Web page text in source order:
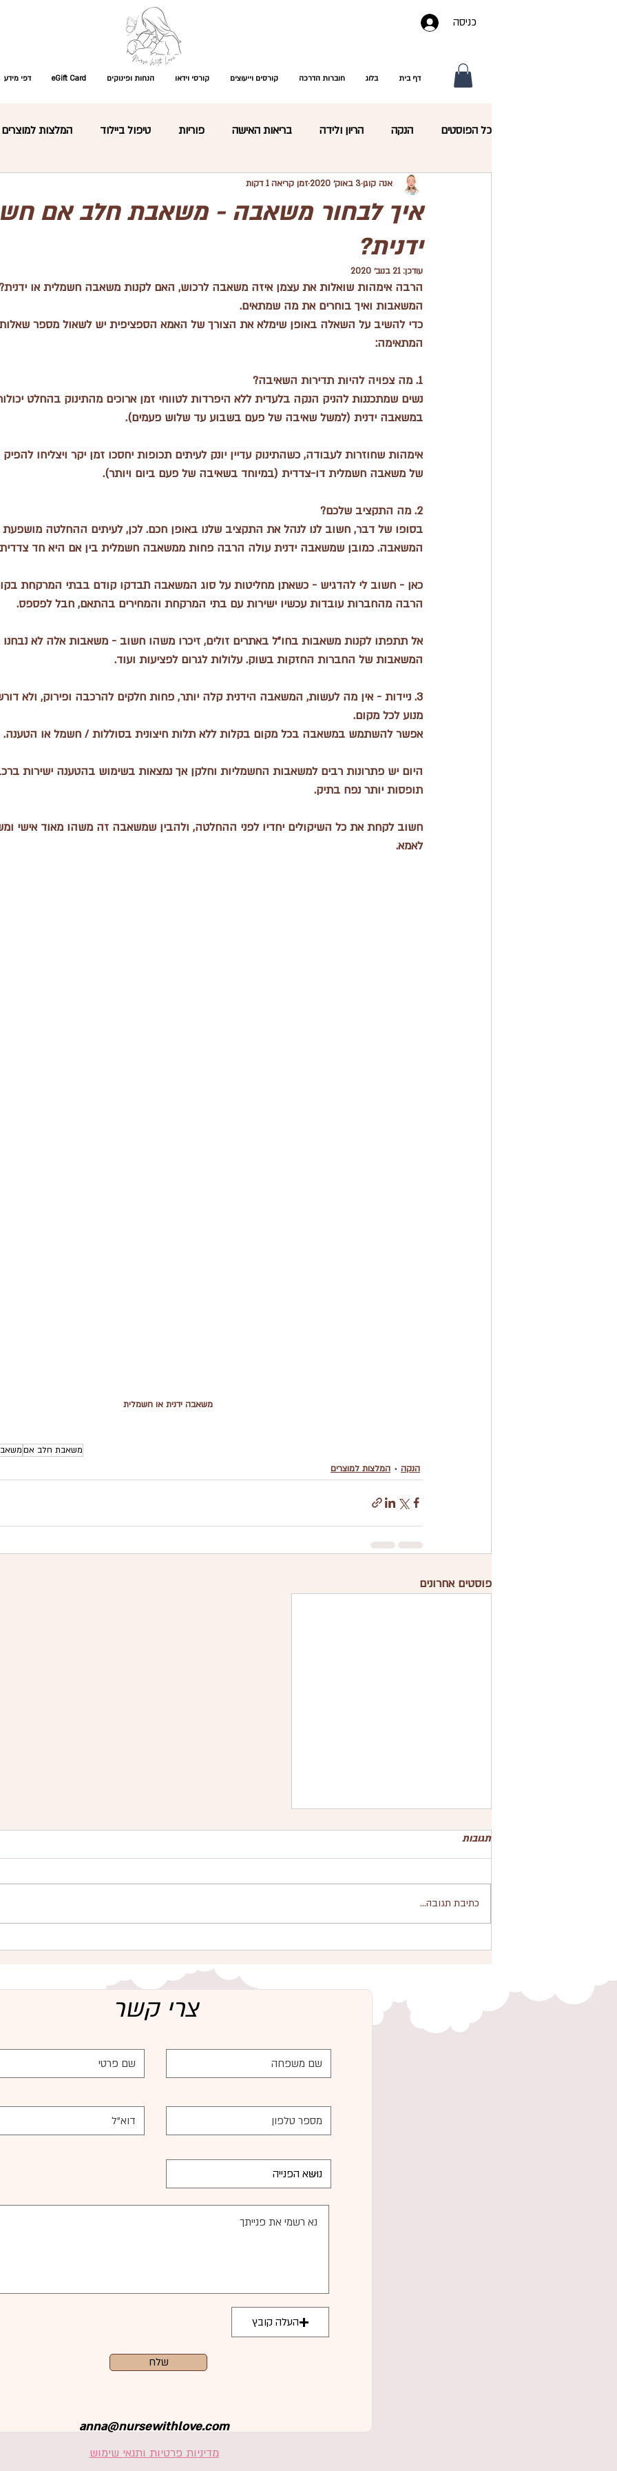
כניסה
דף בית בלוג חוברות הדרכה קורסים וייעוצים קורסי וידאו הנחות ופינוקים eGift Card דפי מידע
כל הפוסטים הנקה הריון ולידה בריאות האישה פוריות טיפול ביילוד המלצות למוצרים
תזונת התינוק תזונת הפעוט התפתחות תינוקות
גמילה מחיתולים מיניות
איך לבחור משאבה - משאבת חלב אם
ידנית?
אנה קוגן3 באוק׳ 2020 זמן קריאה 1 דקות
עודכן:21 בנוב׳ 2020
הרבה אימהות שואלות את עצמן איזה משאבה לרכוש, האם לקנות משאבה חשמלית או
המשאבות ואיך בוחרים את מה שמתאים.
כדי להשיב על השאלה באופן שימלא את הצורך של האמא הספציפית יש לשאול מספר
המתאימה:
1. מה צפויה להיות תדירות השאיבה?
נשים שמתכננות להניק הנקה בלעדית ללא היפרדות לטווחי זמן ארוכים מהתינוק בהחלט
במשאבה ידנית (למשל שאיבה של פעם בשבוע עד שלוש פעמים).
אימהות שחוזרות לעבודה, כשהתינוק עדיין יונק לעיתים תכופות יחסכו זמן יקר ויצליחו
של משאבה חשמלית דו-צדדית (במיוחד בשאיבה של פעם ביום ויותר).
2. מה התקציב שלכם?
בסופו של דבר, חשוב לנו לנהל את התקציב שלנו באופן חכם. לכן, לעיתים ההחלטה
המשאבה. כמובן שמשאבה ידנית עולה הרבה פחות ממשאבה חשמלית בין אם היא חד צדדית
כאן - חשוב לי להדגיש - כשאתן מחליטות על סוג המשאבה תבדקו קודם בבתי המרקחת
הרבה מהחברות עובדות עכשיו ישירות עם בתי המרקחת והמחירים בהתאם, חבל לפספס.
אל תתפתו לקנות משאבות בחו״ל באתרים זולים, זיכרו משהו חשוב - משאבות אלה לא
המשאבות של החברות החזקות בשוק. עלולות לגרום לפציעות ועוד.
3. ניידות
- אין מה לעשות, המשאבה הידנית קלה יותר, פחות חלקים להרכבה ופירוק, ולא
מנוע לכל מקום.
אפשר להשתמש במשאבה בכל מקום בקלות ללא תלות חיצונית בסוללות / חשמל או הטענה.
היום יש פתרונות רבים למשאבות החשמליות וחלקן אך נמצאות בשימוש בהטענה ישירות
תופסות יותר נפח בתיק.
חשוב לקחת את כל השיקולים יחדיו לפני ההחלטה, ולהבין שמשאבה זה משהו מאוד אישי
לאמא.
משאבה ידנית או חשמלית
משאבת חלב אם
הנקה
המלצות למוצרים
פוסטים אחרונים
טיפים לתחזוקה שוטפת של
תגובות
כתיבת תגובה...
צרי קשר
שלח
העלה קובץ
anna@nursewithlove.com
מדיניות פרטיות ותנאי שימוש